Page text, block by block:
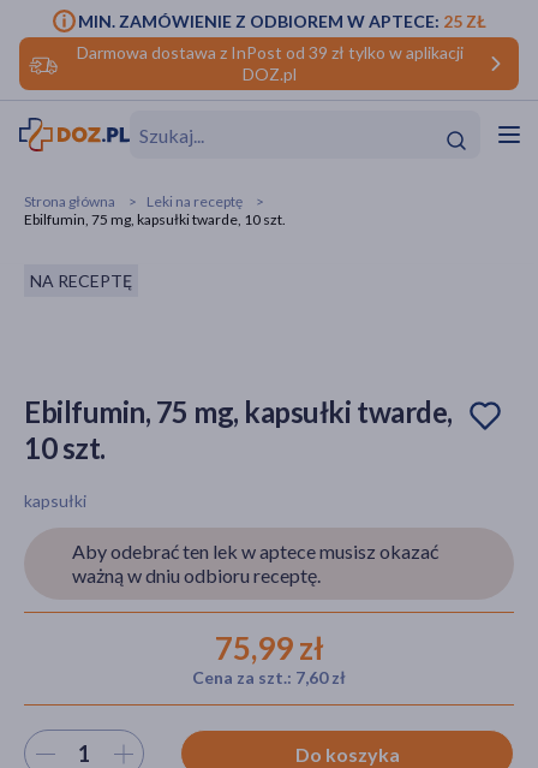
Darmowa dostawa z InPost od 39 zł tylko w aplikacji
DOZ.pl
MIN. ZAMÓWIENIE Z ODBIOREM W APTECE: 25 ZŁ
Hit
makijażu
Strona główna
Leki na receptę
Ebilfumin, 75 mg, kapsułki twarde, 10 szt.
NA RECEPTĘ
Ebilfumin, 75 mg, kapsułki twarde,
10 szt.
kapsułki
Aby odebrać ten lek w aptece musisz okazać
ważną w dniu odbioru receptę.
75,99 zł
Cena za szt.: 7,60 zł
Wybierz ilość Do koszyka